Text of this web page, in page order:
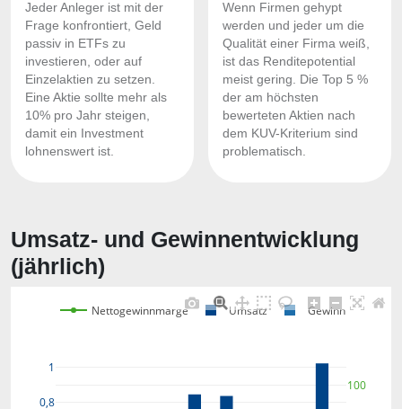
Jeder Anleger ist mit der
Frage konfrontiert, Geld
passiv in ETFs zu
investieren, oder auf
Einzelaktien zu setzen.
Eine Aktie sollte mehr als
10% pro Jahr steigen,
damit ein Investment
lohnenswert ist.
Wenn Firmen gehypt
werden und jeder um die
Qualität einer Firma weiß,
ist das Renditepotential
meist gering. Die Top 5 %
der am höchsten
bewerteten Aktien nach
dem KUV-Kriterium sind
problematisch.
Umsatz- und Gewinnentwicklung
(jährlich)
0,8
1
100
Nettogewinnmarge Umsatz Gewinn